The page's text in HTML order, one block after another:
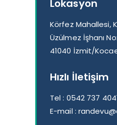
Lokasyon
Körfez Mahallesi,
Üzülmez İşhanı
41040 İzmit/
Hızlı İletişim
Tel : 0542 737
E-mail :